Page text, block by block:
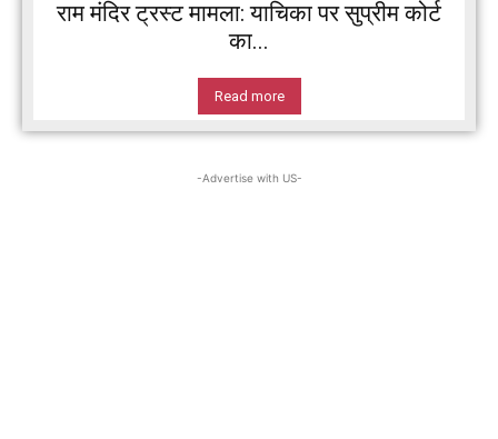
राम मंदिर ट्रस्ट मामला: याचिका पर सुप्रीम कोर्ट
का...
Read more
-Advertise with US-